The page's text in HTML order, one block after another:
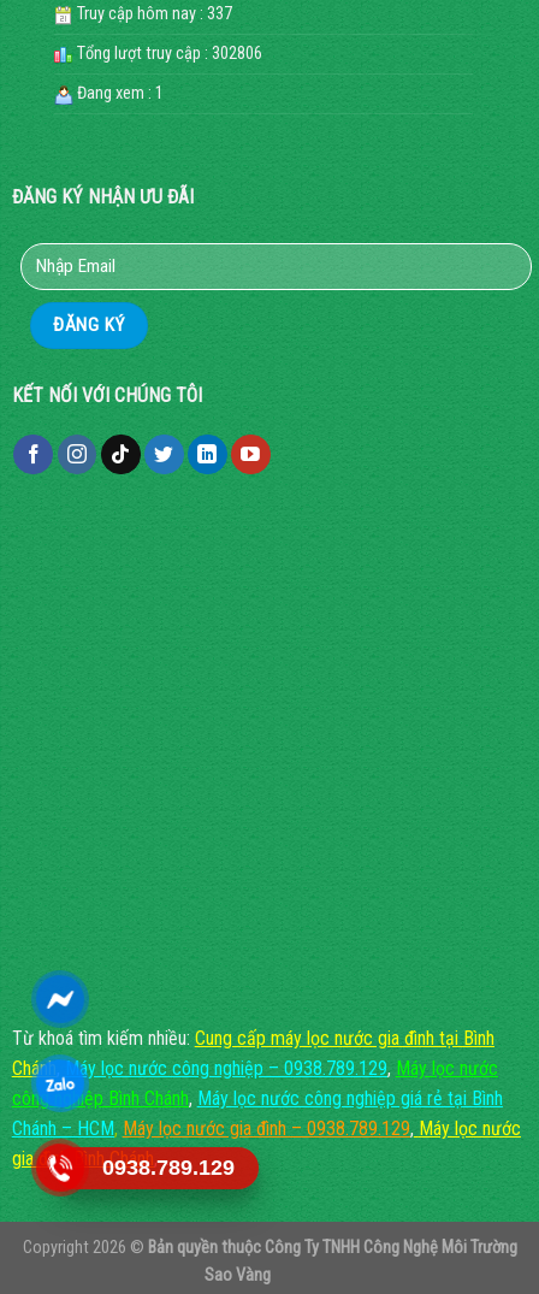
Truy cập hôm nay : 337
Tổng lượt truy cập : 302806
Đang xem : 1
ĐĂNG KÝ NHẬN ƯU ĐÃI
KẾT NỐI VỚI CHÚNG TÔI
Từ khoá tìm kiếm nhiều: Cung cấp máy lọc nước gia đình tại Bình
Chánh,Máy lọc nước công nghiệp – 0938.789.129, Máy lọc nước
công nghiệp Bình Chánh, Máy lọc nước công nghiệp giá rẻ tại Bình
Chánh – HCM, Máy lọc nước gia đình – 0938.789.129, Máy lọc nước
gia đình Bình Chánh, ...
Copyright 2026 © Bản quyền thuộc Công Ty TNHH Công Nghệ Môi Trường
Sao Vàng
0938.789.129